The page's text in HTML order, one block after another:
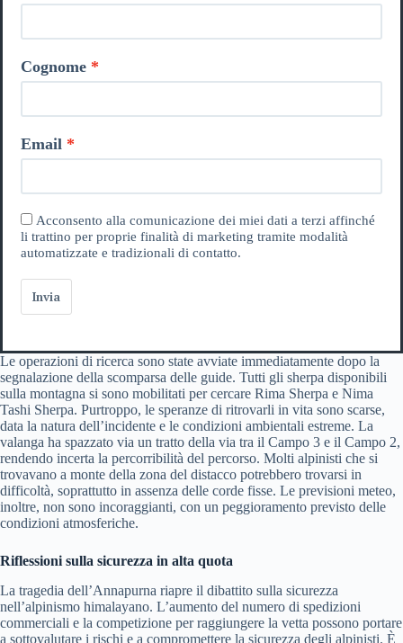
Cognome
Email
Acconsento alla comunicazione dei miei dati a terzi affinché
li trattino per proprie finalità di marketing tramite modalità
automatizzate e tradizionali di contatto.
Invia
Le operazioni di ricerca sono state avviate immediatamente dopo la
segnalazione della scomparsa delle guide. Tutti gli sherpa disponibili
sulla montagna si sono mobilitati per cercare Rima Sherpa e Nima
Tashi Sherpa. Purtroppo, le speranze di ritrovarli in vita sono scarse,
data la natura dell’incidente e le condizioni ambientali estreme. La
valanga ha spazzato via un tratto della via tra il Campo 3 e il Campo 2,
rendendo incerta la percorribilità del percorso. Molti alpinisti che si
trovavano a monte della zona del distacco potrebbero trovarsi in
difficoltà, soprattutto in assenza delle corde fisse. Le previsioni meteo,
inoltre, non sono incoraggianti, con un peggioramento previsto delle
condizioni atmosferiche.
Riflessioni sulla sicurezza in alta quota
La tragedia dell’Annapurna riapre il dibattito sulla sicurezza
nell’alpinismo himalayano. L’aumento del numero di spedizioni
commerciali e la competizione per raggiungere la vetta possono portare
a sottovalutare i rischi e a compromettere la sicurezza degli alpinisti. È